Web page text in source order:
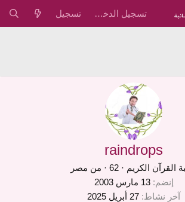
تسجيل الدخول تسجيل
raindrops
القرآن الكريم ·
· من مصر
إنضم
13 مارس 2003
آخر نشاط 27 أبريل 2025